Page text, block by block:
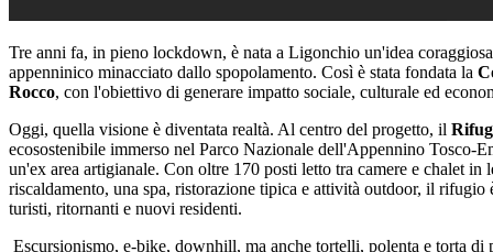
Tre anni fa, in pieno lockdown, è nata a Ligonchio un'idea
appenninico minacciato dallo spopolamento. Così è stata fondata la
Rocco, con l'obiettivo di generare impatto sociale, culturale ed
Oggi, quella visione è diventata realtà. Al centro del progetto, il
ecosostenibile immerso nel Parco Nazionale dell'Appennino Tosco-
un'ex area artigianale. Con oltre 170 posti letto tra camere e chalet
riscaldamento, una spa, ristorazione tipica e attività outdoor, il
turisti, ritornanti e nuovi residenti.
Escursionismo, e-bike, downhill, ma anche tortelli, polenta e torta di